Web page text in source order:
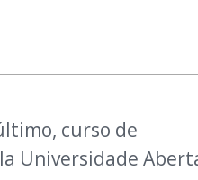
curso de
Universidade